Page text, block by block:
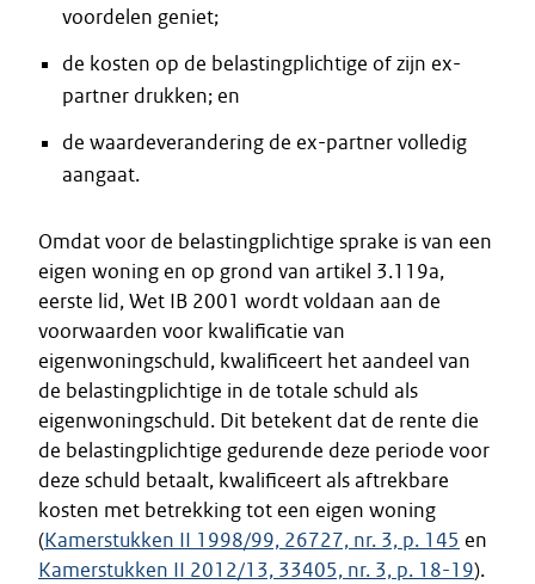
voordelen geniet;
de kosten op de belastingplichtige of zijn ex-
partner drukken; en
de waardeverandering de ex-partner volledig
aangaat.
Omdat voor de belastingplichtige sprake is van een
eigen woning en op grond van artikel 3.119a,
eerste lid, Wet IB 2001 wordt voldaan aan de
voorwaarden voor kwalificatie van
eigenwoningschuld, kwalificeert het aandeel van
de belastingplichtige in de totale schuld als
eigenwoningschuld. Dit betekent dat de rente die
de belastingplichtige gedurende deze periode voor
deze schuld betaalt, kwalificeert als aftrekbare
kosten met betrekking tot een eigen woning
(Kamerstukken II 1998/99, 26727, nr. 3, p. 145 en
Kamerstukken II 2012/13, 33405, nr. 3, p. 18-19).